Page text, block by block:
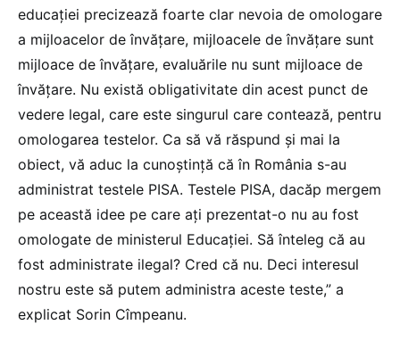
educației precizează foarte clar nevoia de omologare
a mijloacelor de învățare, mijloacele de învățare sunt
mijloace de învățare, evaluările nu sunt mijloace de
învățare. Nu există obligativitate din acest punct de
vedere legal, care este singurul care contează, pentru
omologarea testelor. Ca să vă răspund și mai la
obiect, vă aduc la cunoștință că în România s-au
administrat testele PISA. Testele PISA, dacăp mergem
pe această idee pe care ați prezentat-o nu au fost
omologate de ministerul Educației. Să înteleg că au
fost administrate ilegal? Cred că nu. Deci interesul
nostru este să putem administra aceste teste,” a
explicat Sorin Cîmpeanu.